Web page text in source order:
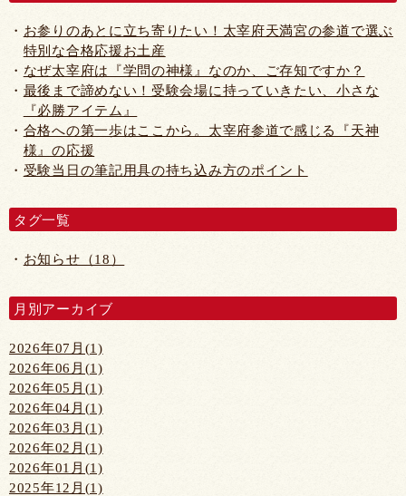
お参りのあとに立ち寄りたい！太宰府天満宮の参道で選ぶ
特別な合格応援お土産
なぜ太宰府は『学問の神様』なのか、ご存知ですか？
最後まで諦めない！受験会場に持っていきたい、小さな
『必勝アイテム』
合格への第一歩はここから。太宰府参道で感じる『天神
様』の応援
受験当日の筆記用具の持ち込み方のポイント
タグ一覧
お知らせ（18）
月別アーカイブ
2026年07月(1)
2026年06月(1)
2026年05月(1)
2026年04月(1)
2026年03月(1)
2026年02月(1)
2026年01月(1)
2025年12月(1)